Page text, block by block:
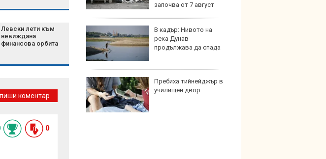
Левски лети към
невиждана
финансова орбита
Кардиологът доц.
Цонев даде безценни
съвети как да оцелеем
след разбиването на
лаборатория за
започва от 7 август
В кадър: Нивото на
река Дунав
продължава да спада
Пребиха тийнейджър в
училищен двор
коментар
0